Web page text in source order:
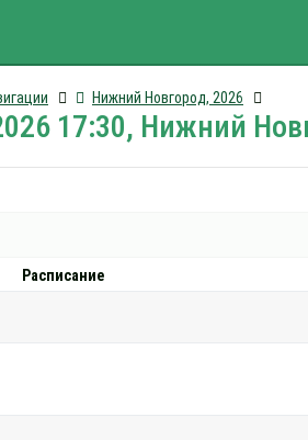
Нижний Новгород, 2026
17:30, Нижний
Расписание